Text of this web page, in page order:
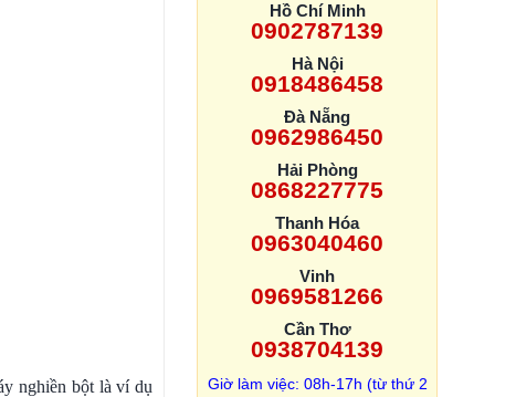
Hồ Chí Minh
0902787139
Hà Nội
0918486458
Đà Nẵng
0962986450
Hải Phòng
0868227775
Thanh Hóa
0963040460
Vinh
0969581266
Cần Thơ
0938704139
Giờ làm việc: 08h-17h (từ thứ 2
nghiền bột là ví dụ